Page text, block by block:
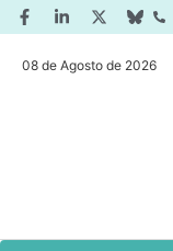
08 de Agosto de 2026